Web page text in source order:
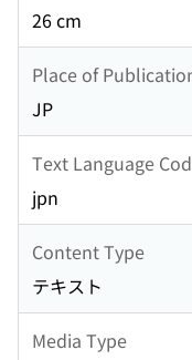
26 cm
Place of
JP
Text Language
jpn
Content Type
テキスト
Media Type